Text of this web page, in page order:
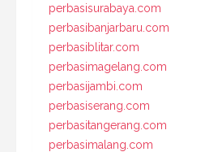
perbasisurabaya.com
perbasibanjarbaru.com
perbasiblitar.com
perbasimagelang.com
perbasijambi.com
perbasiserang.com
perbasitangerang.com
perbasimalang.com